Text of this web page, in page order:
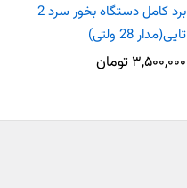
برد کامل دستگاه بخور سرد 2
تایی(مدار 28 ولتی)
۳,۵۰۰,۰۰۰ تومان